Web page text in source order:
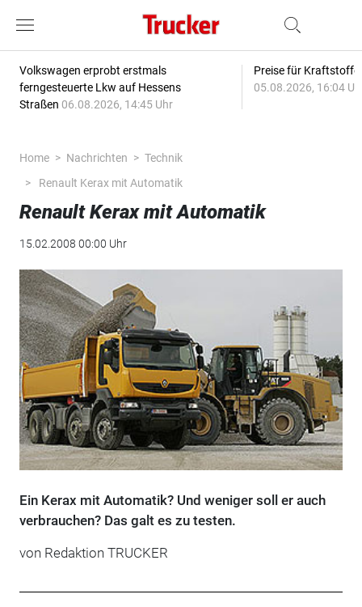
Volkswagen erprobt erstmals
ferngesteuerte Lkw auf Hessens
Straßen 06.08.2026, 14:45 Uhr
Preise für
05.08.2026, 16:04
Home Nachrichten
Technik
Renault Kerax mit Automatik
Renault Kerax mit Automatik
15.02.2008 00:00 Uhr
Ein Kerax mit Automatik? Und weniger soll er auch
verbrauchen? Das galt es zu testen.
von Redaktion TRUCKER